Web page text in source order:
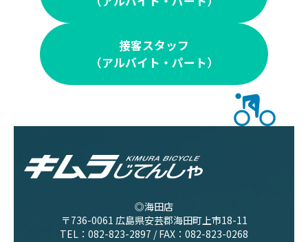
接客スタッフ
（アルバイト・パート）
◎海田店
〒736-0061 広島県安芸郡海田町上市18-11
TEL： 082-823-2897 / FAX：082-823-0268